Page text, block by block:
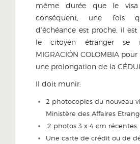
même durée que le visa
conséquent, une fois
d’échéance est proche, il est
le citoyen étranger se
MIGRACIÓN COLOMBIA
une prolongation de la
Il doit munir:
2 photocopies du nouveau
Ministère des Affaires
.2 photos 3 x 4 cm récentes.
Une carte de crédit ou de